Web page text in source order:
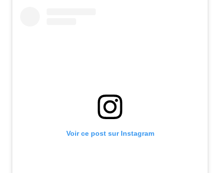
Voir ce post sur Instagram